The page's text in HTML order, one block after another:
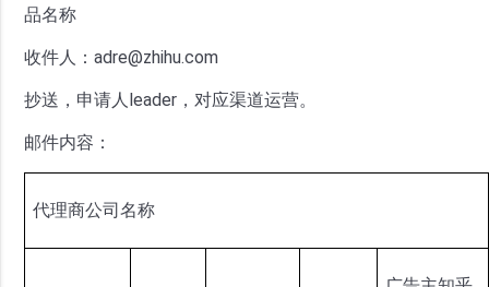
品名称
收件人：adre@zhihu.com
抄送，申请人leader，对应渠道运营。
邮件内容：
代理商公司名称